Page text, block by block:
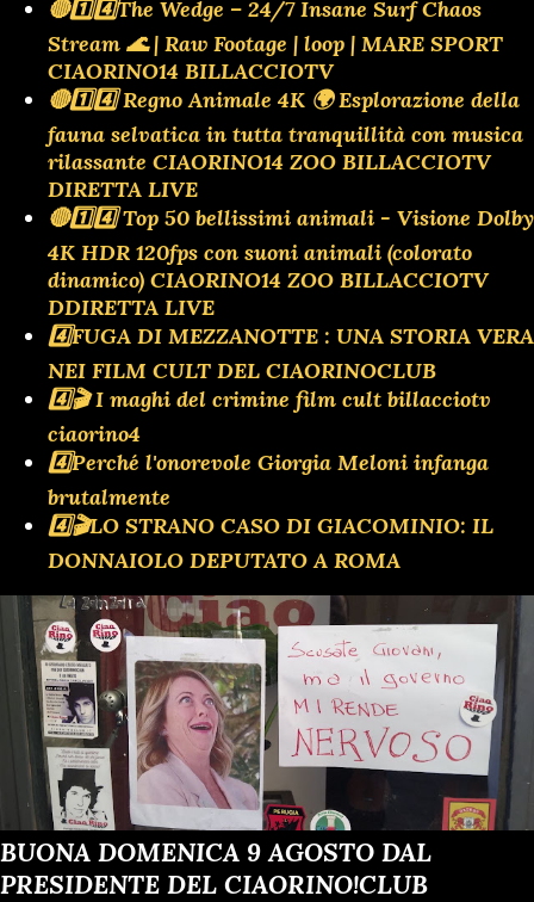
🔴1️⃣4️⃣The Wedge – 24/7 Insane Surf Chaos
Stream 🌊 | Raw Footage | loop | MARE SPORT
CIAORINO14 BILLACCIOTV
🔴1️⃣4️⃣ Regno Animale 4K 🌍 Esplorazione della
fauna selvatica in tutta tranquillità con musica
rilassante CIAORINO14 ZOO BILLACCIOTV
DIRETTA LIVE
🔴1️⃣4️⃣ Top 50 bellissimi animali - Visione Dolby
4K HDR 120fps con suoni animali (colorato
dinamico) CIAORINO14 ZOO BILLACCIOTV
DDIRETTA LIVE
4️⃣FUGA DI MEZZANOTTE : UNA STORIA VERA
NEI FILM CULT DEL CIAORINOCLUB
4️⃣🎬 I maghi del crimine film cult billacciotv
ciaorino4
4️⃣Perché l'onorevole Giorgia Meloni infanga
brutalmente
4️⃣🎬LO STRANO CASO DI GIACOMINIO: IL
DONNAIOLO DEPUTATO A ROMA
BUONA DOMENICA 9 AGOSTO DAL
PRESIDENTE DEL CIAORINO!CLUB